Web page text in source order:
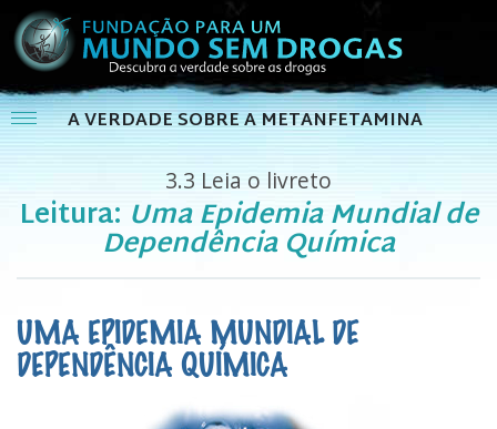
A VERDADE SOBRE A METANFETAMINA
3.3 Leia o livreto
Leitura: Uma Epidemia Mundial de
Dependência Química
UMA EPIDEMIA MUNDIAL DE
DEPENDÊNCIA QUÍMICA